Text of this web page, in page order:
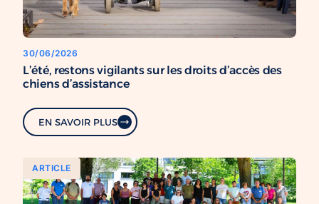
30/06/2026
L’été, restons vigilants sur les droits d’accès des
chiens d’assistance
EN SAVOIR PLUS
ARTICLE